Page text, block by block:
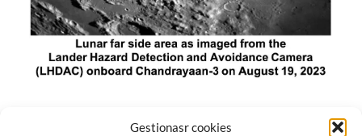
Gestionasr cookies